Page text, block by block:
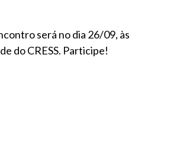
será no dia 26/09, às
do CRESS. Participe!